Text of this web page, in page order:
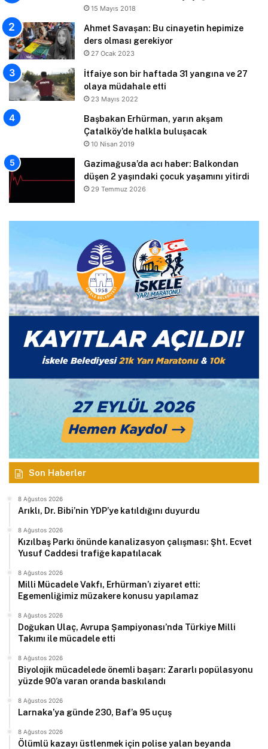
15 Mayıs 2018
Ahmet Savaşan: Bu cinayetin hepimize
ders olması gerekiyor
27 Ocak 2023
İtfaiye son bir haftada 31 yangına ve 27
olaya müdahale etti
23 Mayıs 2022
Başbakan Erhürman, yarın akşam
Çatalköy’de halkla buluşacak
10 Nisan 2019
Gazimağusa’da acı haber: Balkondan
düşen 2 yaşındaki çocuk yaşamını yitirdi
29 Temmuz 2026
Son Haberler
8 Ağustos 2026
Arıklı, Dr. Bibi’nin YDP’ye katıldığını duyurdu
8 Ağustos 2026
Kızılbaş Parkı önünde kanalizasyon çalışması: Şht. Ecvet
Yusuf Caddesi trafiğe kapatılacak
8 Ağustos 2026
Milli Mücadele Vakfı, Erhürman’ı ziyaret etti:
Egemenliğimiz müzakere konusu yapılamaz
8 Ağustos 2026
Doğukan Ulaç, Avrupa Şampiyonası’nda Türkiye Milli
Takımı ile mücadele etti
8 Ağustos 2026
Biyolojik mücadelede önemli başarı: Zararlı popülasyonu
yüzde 90’a varan oranda baskılandı
8 Ağustos 2026
Larnaka’ya günde 230, Baf’a 95 uçuş
8 Ağustos 2026
Ölümlü kazayı üstlenmek için polise yalan beyanda